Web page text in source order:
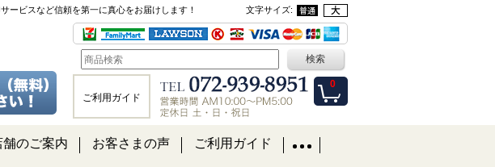
ービスなど信頼を第一に真心をお届けします！ 文字サイズ:
0
ご利用ガイド
舗のご案内 お客さまの声 ご利用ガイド